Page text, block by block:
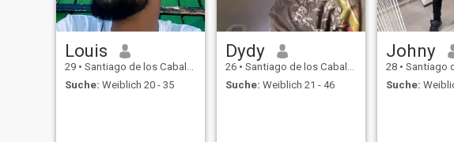
Louis
29 • Santiago de los Caballeros, Santiago, Dom. Rep.
Suche: Weiblich 20 - 35
Dydy
26 • Santiago de los Caballeros, Santiago, Dom. Rep.
Suche: Weiblich 21 - 46
Johny
28 • Santiago de los
Suche: